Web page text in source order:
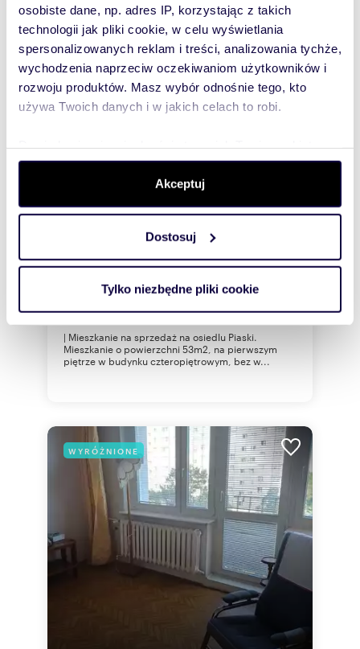
osobiste dane, np. adres IP, korzystając z takich
technologii jak pliki cookie, w celu wyświetlania
spersonalizowanych reklam i treści, analizowania tychże,
wychodzenia naprzeciw oczekiwaniom użytkowników i
rozwoju produktów. Masz wybór odnośnie tego, kto
używa Twoich danych i w jakich celach to robi.
dane są przetwarzane oraz ustaw własne preferencje w
. W Deklaracji plików cookie możesz
zmienić lub wycofać swoją zgodę w dowolnej chwili.
Wykorzystujemy pliki cookie do spersonalizowania treści
i reklam, aby oferować funkcje społecznościowe i
korzystasz z naszej witryny, udostępniamy partnerom
Partnerzy mogą połączyć te informacje z innymi danymi
otrzymanymi od Ciebie lub uzyskanymi podczas
Akceptuj
Dostosuj
Tylko niezbędne pliki cookie
53m 3 14 151zł/m
mieszkanie z loggią i widokiem na zieleń
Piaski
| Mieszkanie na sprzedaż na osiedlu Piaski.
Mieszkanie o powierzchni 53m2, na pierwszym
piętrze w budynku czteropiętrowym, bez w...
WYRÓŻNIONE